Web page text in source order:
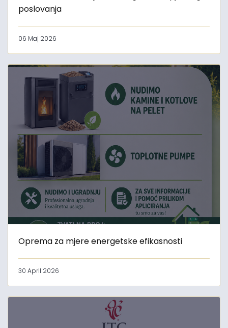
poslovanja
06 Maj 2026
Oprema za mjere energetske efikasnosti
30 April 2026